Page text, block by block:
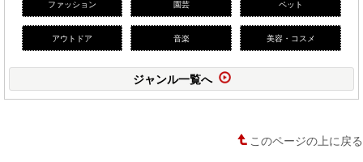
ファッション 園芸 ペット
アウトドア 音楽 美容・コスメ
ジャンル一覧へ
このページの上に戻る